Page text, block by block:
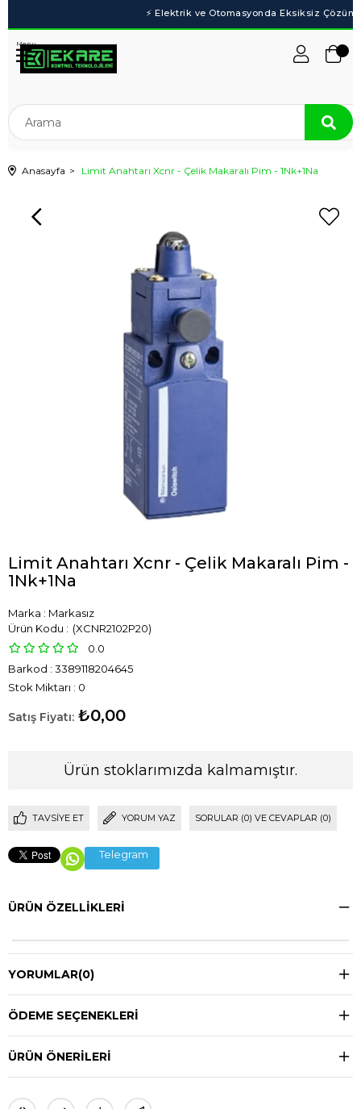
Menu
Anasayfa Limit Anahtarı Xcnr - Çelik Makaralı Pim - 1Nk+1Na
Limit Anahtarı Xcnr - Çelik Makaralı Pim -
1Nk+1Na
Marka : Markasız
(XCNR2102P20)
0.0
Barkod : 3389118204645
Stok Miktarı : 0
₺0,00
Ürün stoklarımızda kalmamıştır.
TAVSIYE ET YORUM YAZ SORULAR (0) VE CEVAPLAR (0)
Telegram
ÜRÜN ÖZELLIKLERI
YORUMLAR(0)
ÖDEME SEÇENEKLERI
ÜRÜN ÖNERILERI